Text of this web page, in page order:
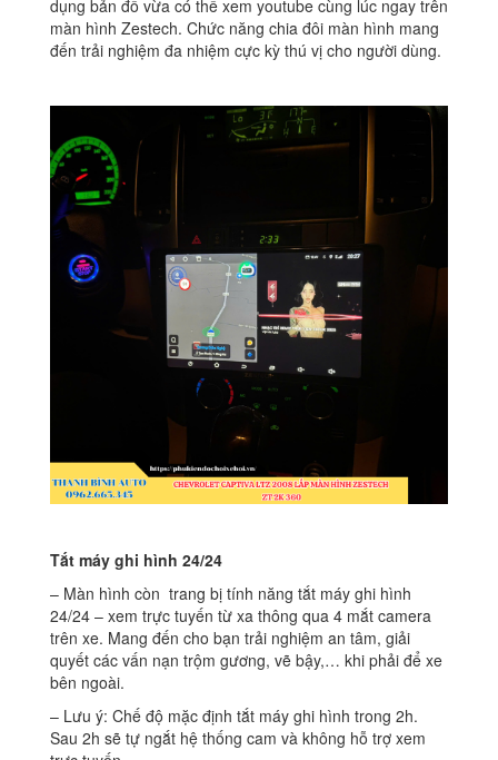
dụng bản đồ vừa có thể xem youtube cùng lúc ngay trên
màn hình Zestech. Chức năng chia đôi màn hình mang
đến trải nghiệm đa nhiệm cực kỳ thú vị cho người dùng.
Tắt máy ghi hình 24/24
– Màn hình còn trang bị tính năng tắt máy ghi hình
24/24 – xem trực tuyến từ xa thông qua 4 mắt camera
trên xe. Mang đến cho bạn trải nghiệm an tâm, giải
quyết các vấn nạn trộm gương, vẽ bậy,… khi phải để xe
bên ngoài.
– Lưu ý: Chế độ mặc định tắt máy ghi hình trong 2h.
Sau 2h sẽ tự ngắt hệ thống cam và không hỗ trợ xem